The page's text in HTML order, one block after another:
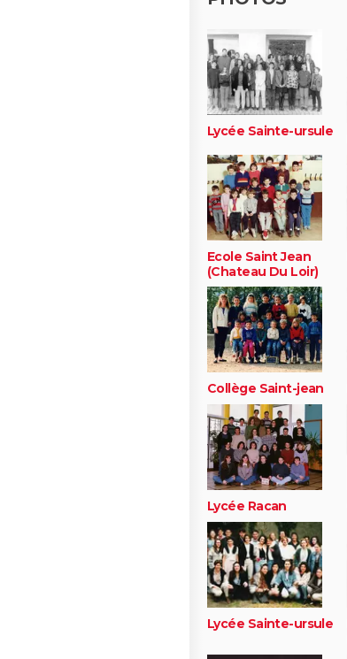
Lycée Sainte-ursule
Ecole Saint Jean
(Chateau Du Loir)
Collège Saint-jean
Lycée Racan
Lycée Sainte-ursule